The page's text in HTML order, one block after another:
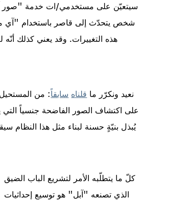
سيتعيّن على مستخدمي/ات خدمة "صور
شخص يتحدّث إلى قاصر باستخدام "آي
هذه التغييرات. وقد يعني كذلك أنّه
نعيد ونكرّر ما قلناه سابقا: من
على اكتشاف الصور الفاضحة جنسياً التي
يُبذل بنيّةٍ حسنة لبناء مثل هذا النظام
كلّ ما يتطلّبه الأمر لتشريع الباب الضيق
الذي تصنعه "آبل" هو توسيع إحداثيات